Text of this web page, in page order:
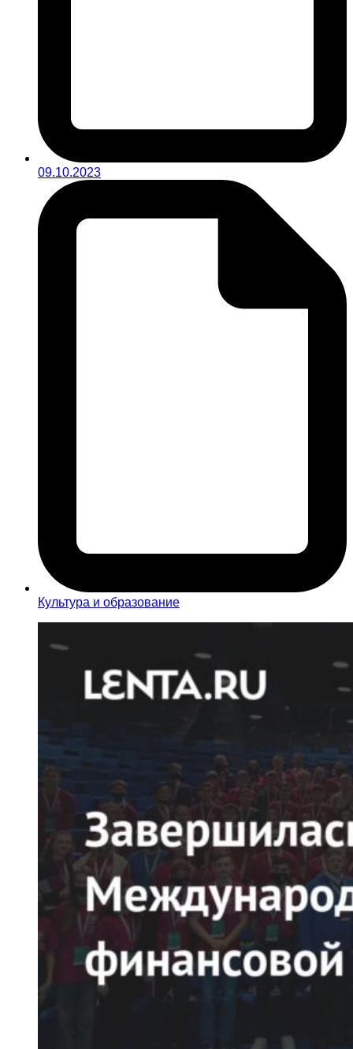
09.10.2023
Культура и образование